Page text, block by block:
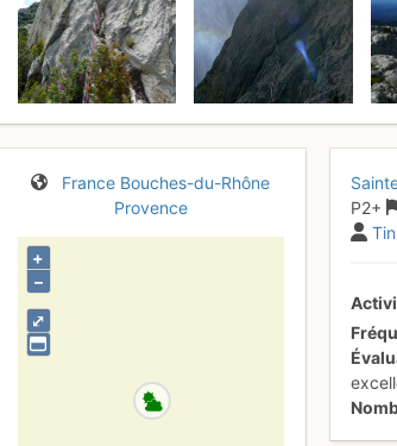
France Bouches-du-Rhône
Provence
⤢
+
–
P2+